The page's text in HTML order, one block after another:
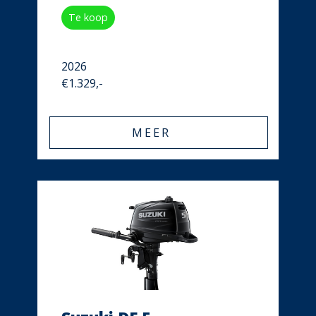
Te koop
2026
€1.329,-
MEER